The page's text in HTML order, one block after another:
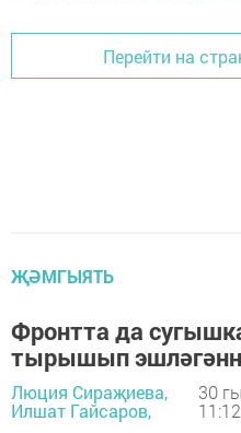
Перейти на
ҖӘМГЫЯТЬ
Фронтта да
тырышып
Люция Сираҗиева,
Илшат Гайсаров,
30
11:12